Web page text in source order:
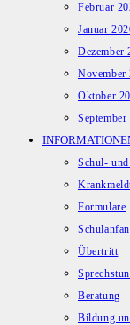
Februar
Januar
Dezember
November
Oktober
September
Schul-
Formulare
Übertritt
Beratung
Bildung